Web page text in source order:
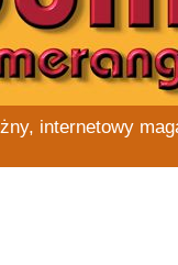
internetowy